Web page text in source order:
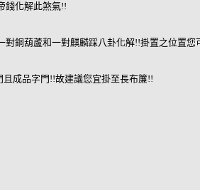
錢化解此煞氣!!
對銅葫蘆和一對麒麟踩八卦化解!!掛置之位置您
成品字門!!故建議您宜掛至長布簾!!